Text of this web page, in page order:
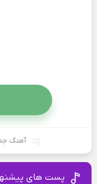
آهنگ
پست های